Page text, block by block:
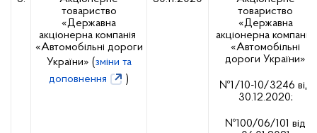
товариство
«Державна
акціонерна компанія
«Автомобільні дороги
України» (зміни та
доповнення
)
товариство
«Державна
акціонерна компанія
«Автомобільні
дороги України»
№1/10-10/3246 від
30.12.2020;
№100/06/101 від